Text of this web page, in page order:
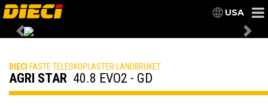
USA
Previous
DIECI FASTE TELESKOPLASTER LANDBRUKET
AGRI STAR 40.8 EVO2 - GD